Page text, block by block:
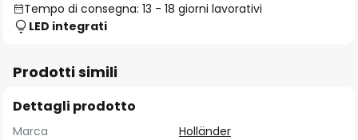
Tempo di consegna: 13 - 18 giorni lavorativi
LED integrati
Prodotti simili
Dettagli prodotto
Marca
Holländer